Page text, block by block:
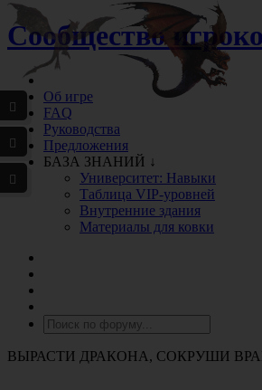
Сообщество
Об игре
FAQ
Руководства
Предложения
БАЗА ЗНАНИЙ ↓
Университет: Навыки
Таблица VIP-уровней
Внутренние здания
Материалы для ковки
ВЫРАСТИ ДРАКОНА, СОКРУШИ